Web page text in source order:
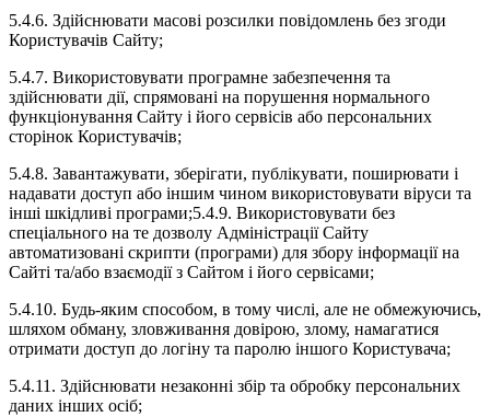
5.4.6. Здійснювати масові розсилки повідомлень без згоди
Користувачів Сайту;
5.4.7. Використовувати програмне забезпечення та
здійснювати дії, спрямовані на порушення нормального
функціонування Сайту і його сервісів або персональних
сторінок Користувачів;
5.4.8. Завантажувати, зберігати, публікувати, поширювати і
надавати доступ або іншим чином використовувати віруси та
інші шкідливі програми;5.4.9. Використовувати без
спеціального на те дозволу Адміністрації Сайту
автоматизовані скрипти (програми) для збору інформації на
Сайті та/або взаємодії з Сайтом і його сервісами;
5.4.10. Будь-яким способом, в тому числі, але не обмежуючись,
шляхом обману, зловживання довірою, злому, намагатися
отримати доступ до логіну та паролю іншого Користувача;
5.4.11. Здійснювати незаконні збір та обробку персональних
даних інших осіб;